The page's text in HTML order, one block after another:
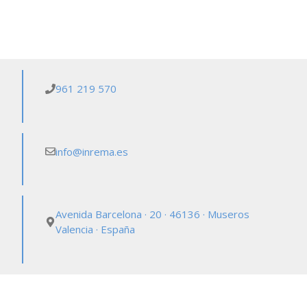
961 219 570
info@inrema.es
Avenida Barcelona · 20 · 46136 · Museros
Valencia · España